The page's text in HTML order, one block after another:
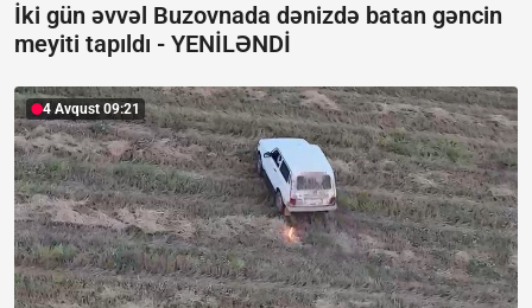
İki gün əvvəl Buzovnada dənizdə batan gəncin
meyiti tapıldı - YENİLƏNDİ
4 Avqust 09:21